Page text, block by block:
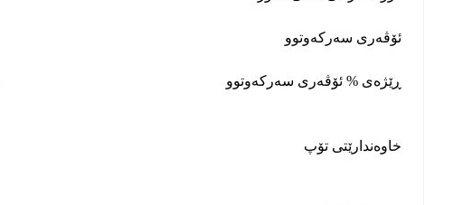
ئۆڤەری سەرکەوتوو
ڕێژەی % ئۆڤەری سەرکەوتوو
خاوەندارێتی تۆپ